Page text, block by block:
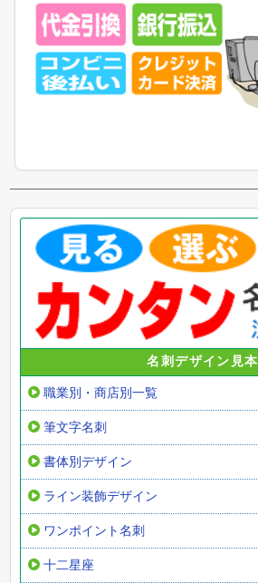
名刺デザイン見本
職業別・商店別一覧
筆文字名刺
書体別デザイン
ライン装飾デザイン
ワンポイント名刺
十二星座